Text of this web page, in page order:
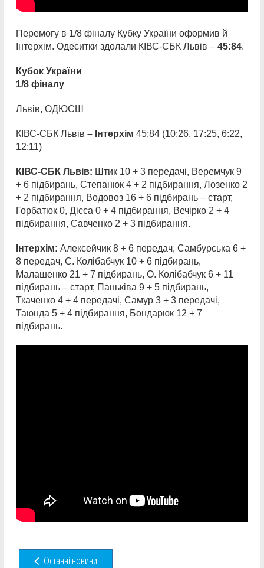
Перемогу в 1/8 фіналу Кубку України оформив й
Інтерхім. Одеситки здолали КІВС-СБК Львів – 45:84.
Кубок України
1/8 фіналу
Львів, ОДЮСШ
КІВС-СБК Львів – Інтерхім 45:84 (10:26, 17:25, 6:22,
12:11)
КІВС-СБК Львів: Штик 10 + 3 передачі, Веремчук 9
+ 6 підбирань, Степанюк 4 + 2 підбирання, Лозенко 2
+ 2 підбирання, Водовоз 16 + 6 підбирань – старт,
Горбатюк 0, Дісса 0 + 4 підбирання, Вечірко 2 + 4
підбирання, Савченко 2 + 3 підбирання.
Інтерхім: Алексейчик 8 + 6 передач, Самбурська 6 +
8 передач, С. Колібабчук 10 + 6 підбирань,
Малашенко 21 + 7 підбирань, О. Колібабчук 6 + 11
підбирань – старт, Паньківа 9 + 5 підбирань,
Ткаченко 4 + 4 передачі, Самур 3 + 3 передачі,
Таюнда 5 + 4 підбирання, Бондарюк 12 + 7
підбирань.
Останні новини